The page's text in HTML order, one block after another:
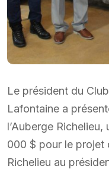
Le président du
Lafontaine a
l’Auberge
000 $ pour le projet
Richelieu au